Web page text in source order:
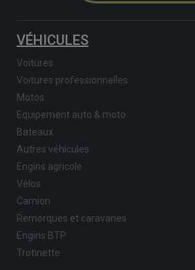
VÉHICULES
Voitures
Voitures professionnelles
Motos
Equipement auto & moto
Bateaux
Autres véhicules
Engins agricole
Vélos
Camion
Remorques et caravanes
Engins BTP
Trotinette